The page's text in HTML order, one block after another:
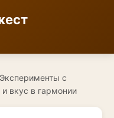
Эксперименты с
вкус в гармонии